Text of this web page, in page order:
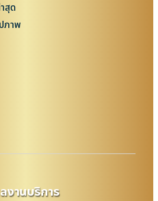
สุด
ภาพ
งานบริการ